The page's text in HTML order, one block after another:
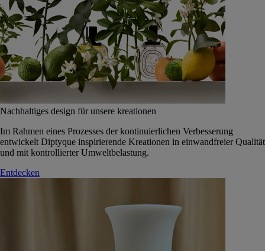
Nachhaltiges design für unsere kreationen
Im Rahmen eines Prozesses der kontinuierlichen Verbesserung
entwickelt Diptyque inspirierende Kreationen in einwandfreier Qualität
und mit kontrollierter Umweltbelastung.
Entdecken